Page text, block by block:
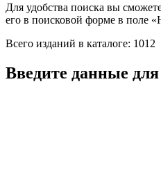
Для удобства поиска вы
его в поисковой форме в поле
Всего изданий в каталоге: 1012
Введите данные